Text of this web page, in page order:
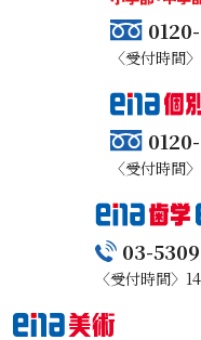
〈受付時間
〈受付時間
03-
〈受付時間〉